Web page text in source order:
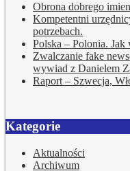
Obrona dobrego
Kompetentni
potrzebach.
Polska – Polonia. Jak
Zwalczanie fake
wywiad z Danielem
Raport – Szwecja,
Kategorie
Aktualności
Archiwum